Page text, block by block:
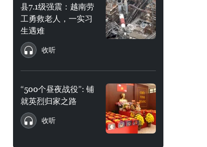
县7.1级强震：越南劳
工勇救老人，一实习
生遇难
收听
“500个昼夜战役”: 铺
就英烈归家之路
收听